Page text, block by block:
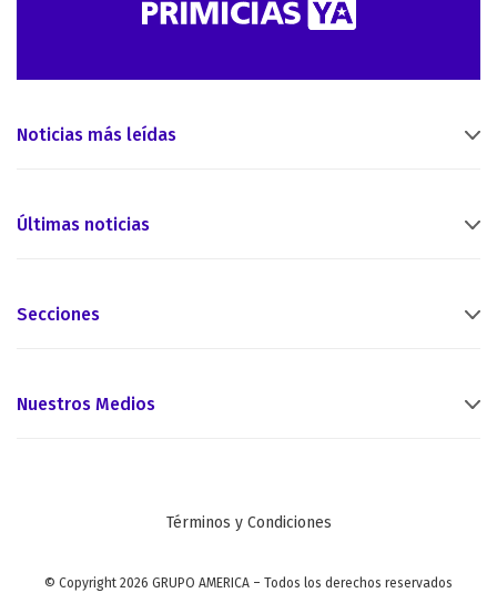
Noticias más leídas
Últimas noticias
Secciones
Nuestros Medios
Términos y Condiciones
© Copyright 2026 GRUPO AMERICA – Todos los derechos reservados